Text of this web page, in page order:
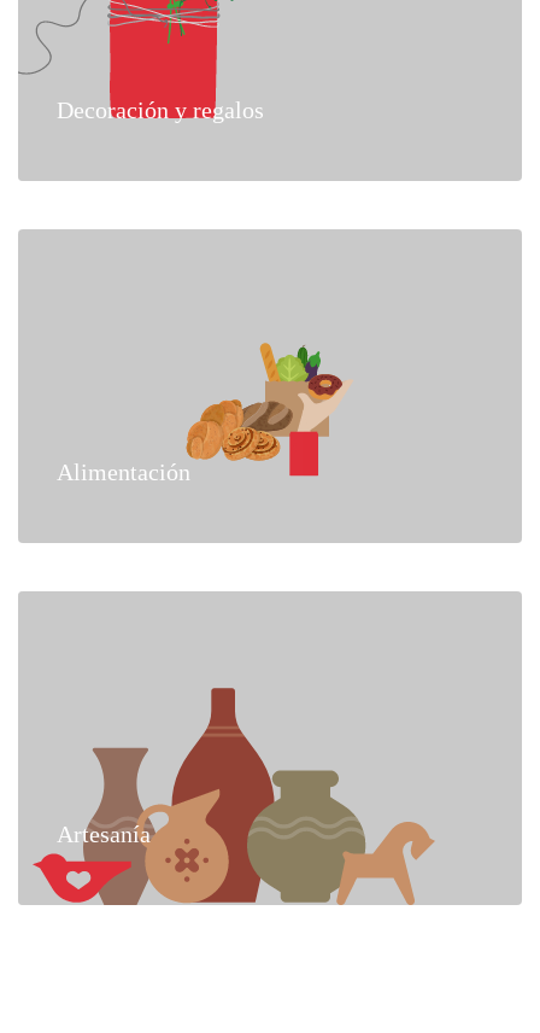
Decoración y regalos
Alimentación
Artesanía